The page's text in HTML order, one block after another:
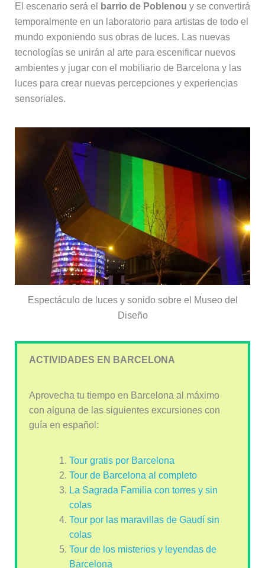
El escenario será el barrio de Poblenou y se convertirá
temporalmente en un laboratorio para artistas de todo el
mundo exponiendo sus obras de luces. Las nuevas
tecnologías se unirán al arte para escenificar nuevos
ambientes y jugar con el mobiliario de Barcelona y las
luces para crear nuevas percepciones y experiencias
sensoriales.
Espectáculo de luces y sonido sobre el Museo del
Diseño
ACTIVIDADES EN BARCELONA
Aprovecha tu tiempo en Barcelona al máximo
con alguna de las siguientes excursiones con
guía en español:
Tour gratis por Barcelona
Tour de Barcelona al completo
La Sagrada Familia con torres y sin
colas
Tour por las maravillas de Gaudí sin
colas
Tour de los misterios y leyendas de
Barcelona